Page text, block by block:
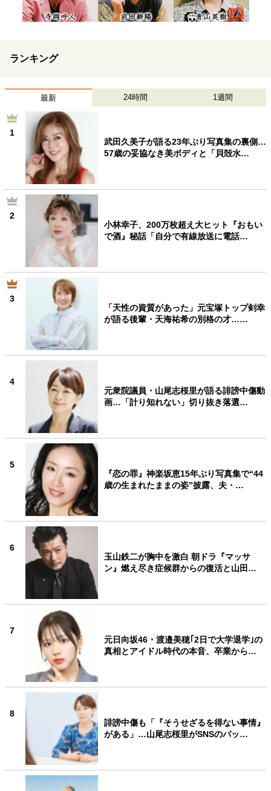
ランキング
最新 24時間 1週間
1
武田久美子が語る23年ぶり写真集の裏側…
57歳の妥協なき美ボディと「貝殻水…
2
小林幸子、200万枚超え大ヒット『おもい
で酒』秘話「自分で有線放送に電話…
3
「天性の資質があった」元宝塚トップ剣幸
が語る後輩・天海祐希の別格の才……
4
元衆院議員・山尾志桜里が語る誹謗中傷動
画…「計り知れない」切り抜き落選…
5
『恋の罪』神楽坂恵15年ぶり写真集で“44
歳の生まれたままの姿”披露、夫・…
6
玉山鉄二が胸中を激白 朝ドラ『マッサ
ン』燃え尽き症候群からの復活と山田…
7
元日向坂46・渡邉美穂｢2日で大学退学｣の
真相とアイドル時代の本音、卒業から…
8
誹謗中傷も「『そうせざるを得ない事情』
がある」…山尾志桜里がSNSのバッ…